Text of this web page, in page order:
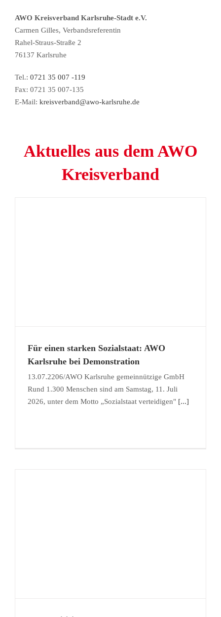
AWO Kreisverband Karlsruhe-Stadt e.V.
Carmen Gilles, Verbandsreferentin
Rahel-Straus-Straße 2
76137 Karlsruhe
Tel.: 0721 35 007 -119
Fax: 0721 35 007-135
E-Mail: kreisverband@awo-karlsruhe.de
Aktuelles aus dem AWO
Kreisverband
Für einen starken Sozialstaat: AWO
Karlsruhe bei Demonstration
13.07.2206/AWO Karlsruhe gemeinnützige GmbH
Rund 1.300 Menschen sind am Samstag, 11. Juli
2026, unter dem Motto „Sozialstaat verteidigen" [...]